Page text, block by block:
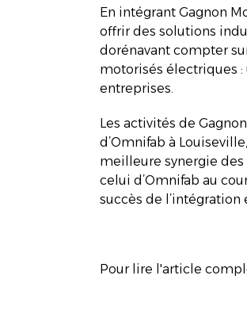
En intégrant Gagnon
offrir des solutions
dorénavant compter
motorisés électriques
entreprises.
Les activités de
d’Omnifab à
meilleure synergie des
celui d’Omnifab au
succès de
Pour lire l'article